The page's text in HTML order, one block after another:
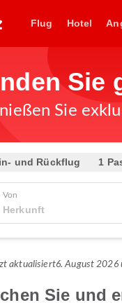
Flug Hotel
Sie
Sie
und Rückflug 1
Von
aktualisiert6. August 2026
Sie und